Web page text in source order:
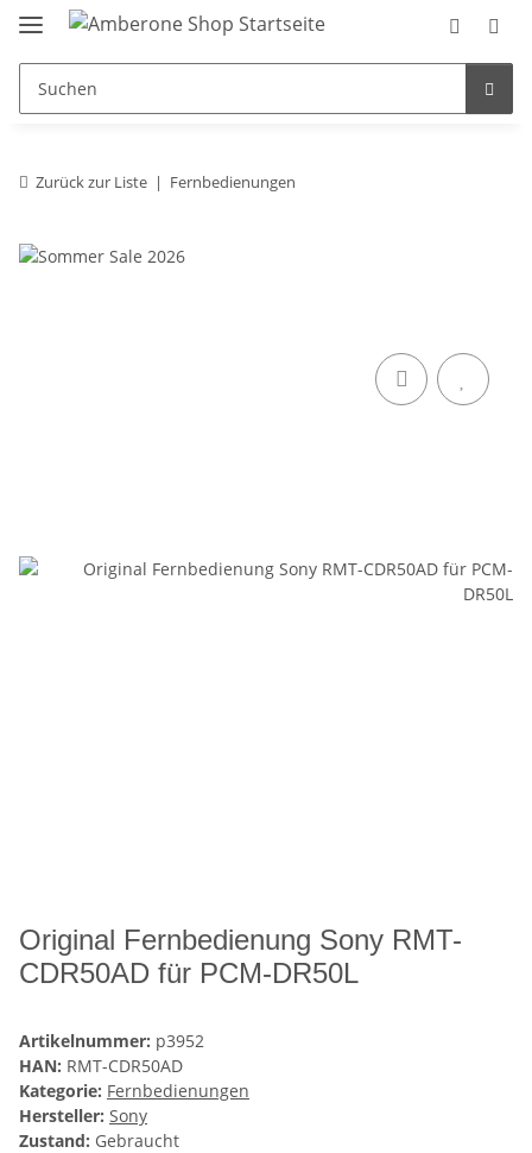
Zurück zur Liste Fernbedienungen
Original Fernbedienung Sony RMT-
CDR50AD für PCM-DR50L
Artikelnummer: p3952
HAN: RMT-CDR50AD
Kategorie: Fernbedienungen
Hersteller: Sony
Zustand: Gebraucht